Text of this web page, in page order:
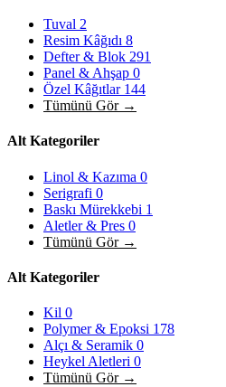
Tuval 2
Resim Kâğıdı 8
Defter & Blok 291
Panel & Ahşap 0
Özel Kâğıtlar 144
Tümünü Gör →
Alt Kategoriler
Linol & Kazıma 0
Serigrafi 0
Baskı Mürekkebi 1
Aletler & Pres 0
Tümünü Gör →
Alt Kategoriler
Kil 0
Polymer & Epoksi 178
Alçı & Seramik 0
Heykel Aletleri 0
Tümünü Gör →